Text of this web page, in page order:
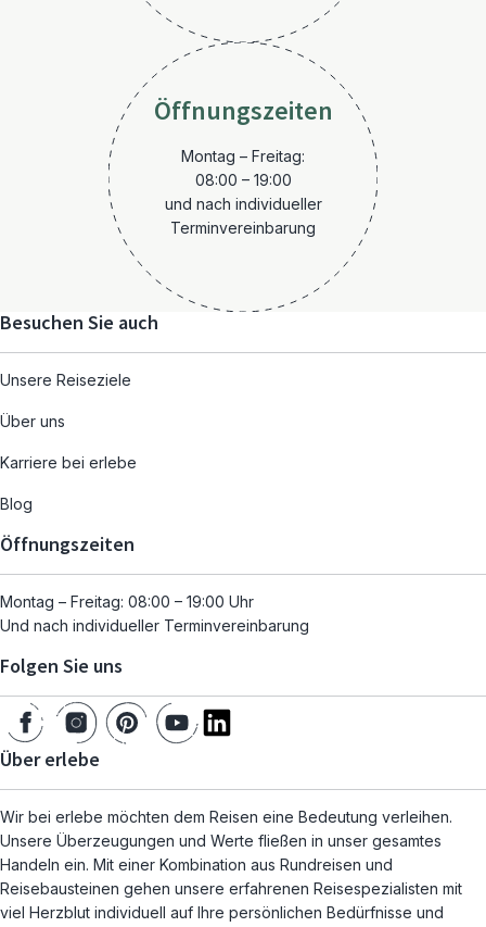
Öffnungszeiten
Montag – Freitag:
08:00 – 19:00
und nach individueller
Terminvereinbarung
Besuchen Sie auch
Unsere Reiseziele
Über uns
Karriere bei erlebe
Blog
Öffnungszeiten
Montag – Freitag: 08:00 – 19:00 Uhr
Und nach individueller Terminvereinbarung
Folgen Sie uns
Über erlebe
Wir bei erlebe möchten dem Reisen eine Bedeutung verleihen.
Unsere Überzeugungen und Werte fließen in unser gesamtes
Handeln ein. Mit einer Kombination aus Rundreisen und
Reisebausteinen gehen unsere erfahrenen Reisespezialisten mit
viel Herzblut individuell auf Ihre persönlichen Bedürfnisse und